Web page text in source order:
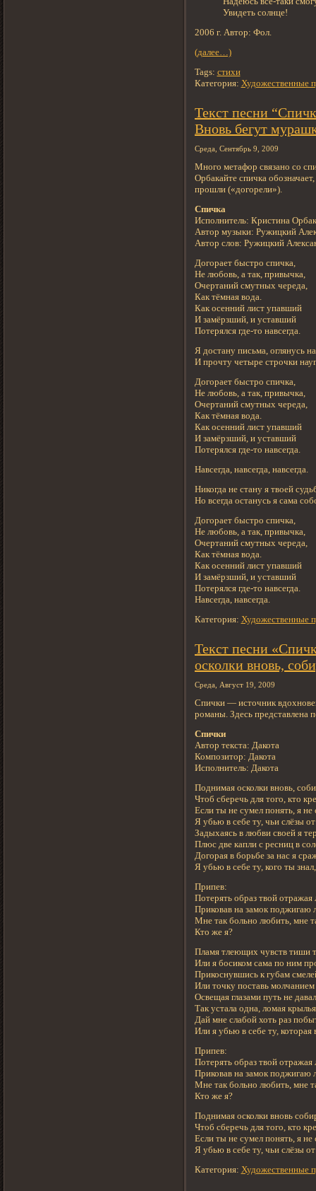
Увидеть солнце!
2006 г. Автор: Фол.
(далее…)
Tags: стихи
Категория: Художественные
Текст песни
Вновь бегут
Среда, Сентябрь 9, 2009
Много метафор связано со
Орбакайте спичка
прошли («догорели»).
Спичка
Исполнитель: Кристина
Автор музыки: Ружицкий
Автор слов: Ружицкий
Догорает быстро спичка,
Не любовь, а так, привычка,
Очертаний смутных череда,
Как тёмная вода.
Как осенний лист упавший
И замёрзший, и уставший
Потерялся где-то навсегда.
Я достану письма, оглянусь
И прочту четыре строчки
Догорает быстро спичка,
Не любовь, а так, привычка,
Очертаний смутных череда,
Как тёмная вода.
Как осенний лист упавший
И замёрзший, и уставший
Потерялся где-то навсегда.
Навсегда, навсегда, навсегда.
Никогда не стану я твоей
Но всегда останусь я сама
Догорает быстро спичка,
Не любовь, а так, привычка,
Очертаний смутных череда,
Как тёмная вода.
Как осенний лист упавший
И замёрзший, и уставший
Потерялся где-то навсегда.
Навсегда, навсегда.
Категория: Художественные
Текст песни
осколки вновь,
Среда, Август 19, 2009
Спички — источник
романы. Здесь представлена
Спички
Автор текста: Дакота
Композитор: Дакота
Исполнитель: Дакота
Поднимая осколки вновь,
Чтоб сберечь для того, кто
Если ты не сумел понять, я не
Я убью в себе ту, чьи слёзы
Задыхаясь в любви своей я
Плюс две капли с ресниц в
Догорая в борьбе за нас я
Я убью в себе ту, кого ты
Припев:
Потерять образ твой
Приковав на замок
Мне так больно любить, мне
Кто же я?
Пламя тлеющих чувств тиши
Или я босиком сама по ним
Прикоснувшись к губам
Или точку поставь
Освещая глазами путь не
Так устала одна, ломая
Дай мне слабой хоть раз
Или я убью в себе ту, которая
Припев:
Потерять образ твой
Приковав на замок
Мне так больно любить, мне
Кто же я?
Поднимая осколки вновь
Чтоб сберечь для того, кто
Если ты не сумел понять, я не
Я убью в себе ту, чьи слёзы
Категория: Художественные